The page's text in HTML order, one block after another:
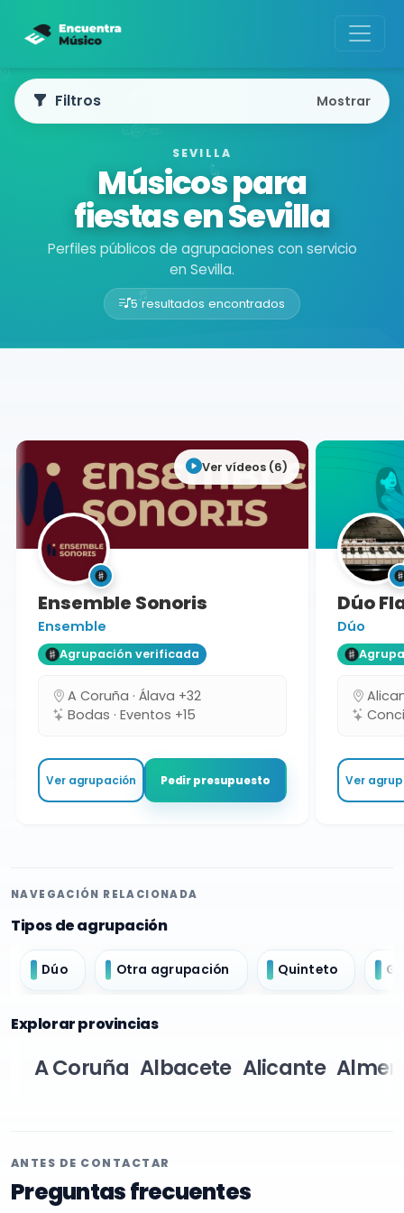
SEVILLA
Músicos para
fiestas en Sevilla
Perfiles públicos de agrupaciones con servicio
en Sevilla.
5 resultados encontrados
Buscador de músicos
Filtros Mostrar
Ver vídeos (6)
Ensemble Sonoris
Ensemble
Agrupación verificada
A Coruña · Álava +32
Bodas · Eventos +15
Ver agrupación Pedir presupuesto
Dúo
Dúo
Ver
NAVEGACIÓN RELACIONADA
Tipos de agrupación
Dúo Otra agrupación Quinteto
Explorar provincias
A Coruña Albacete Alicante
ANTES DE CONTACTAR
Preguntas frecuentes